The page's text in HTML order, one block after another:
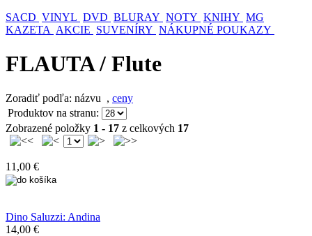
SACD VINYL DVD BLURAY NOTY KNIHY MG
KAZETA AKCIE SUVENÍRY NÁKUPNÉ POUKAZY
FLAUTA / Flute
Zoradiť podľa: názvu , ceny
Produktov na stranu:
Zobrazené položky 1 - 17 z celkových 17
11,00 €
Dino Saluzzi: Andina
14,00 €